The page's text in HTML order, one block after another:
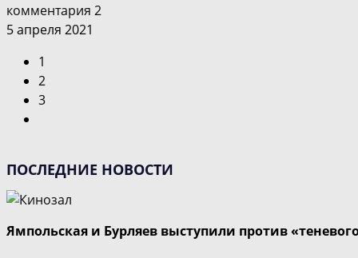
комментария 2
5 апреля 2021
1
2
3
страницу
ПОСЛЕДНИЕ НОВОСТИ
Ямпольская и Бурляев выступили против